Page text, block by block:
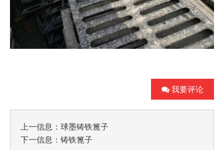
我要评论
上一信息： 球墨铸铁篦子
下一信息： 铸铁篦子